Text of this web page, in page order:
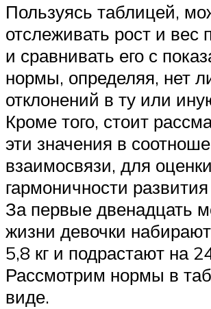
Пользуясь таблицей,
отслеживать рост и вес
и сравнивать его с
нормы, определяя, нет
отклонений в ту или
Кроме того, стоит
эти значения в
взаимосвязи, для оценки
гармоничности
За первые двенадцать
жизни девочки
5,8 кг и подрастают на
Рассмотрим нормы в
виде.